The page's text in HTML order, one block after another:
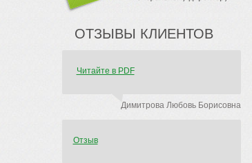
ОТЗЫВЫ КЛИЕНТОВ
Читайте в PDF
Димитрова Любовь Борисовна
Отзыв